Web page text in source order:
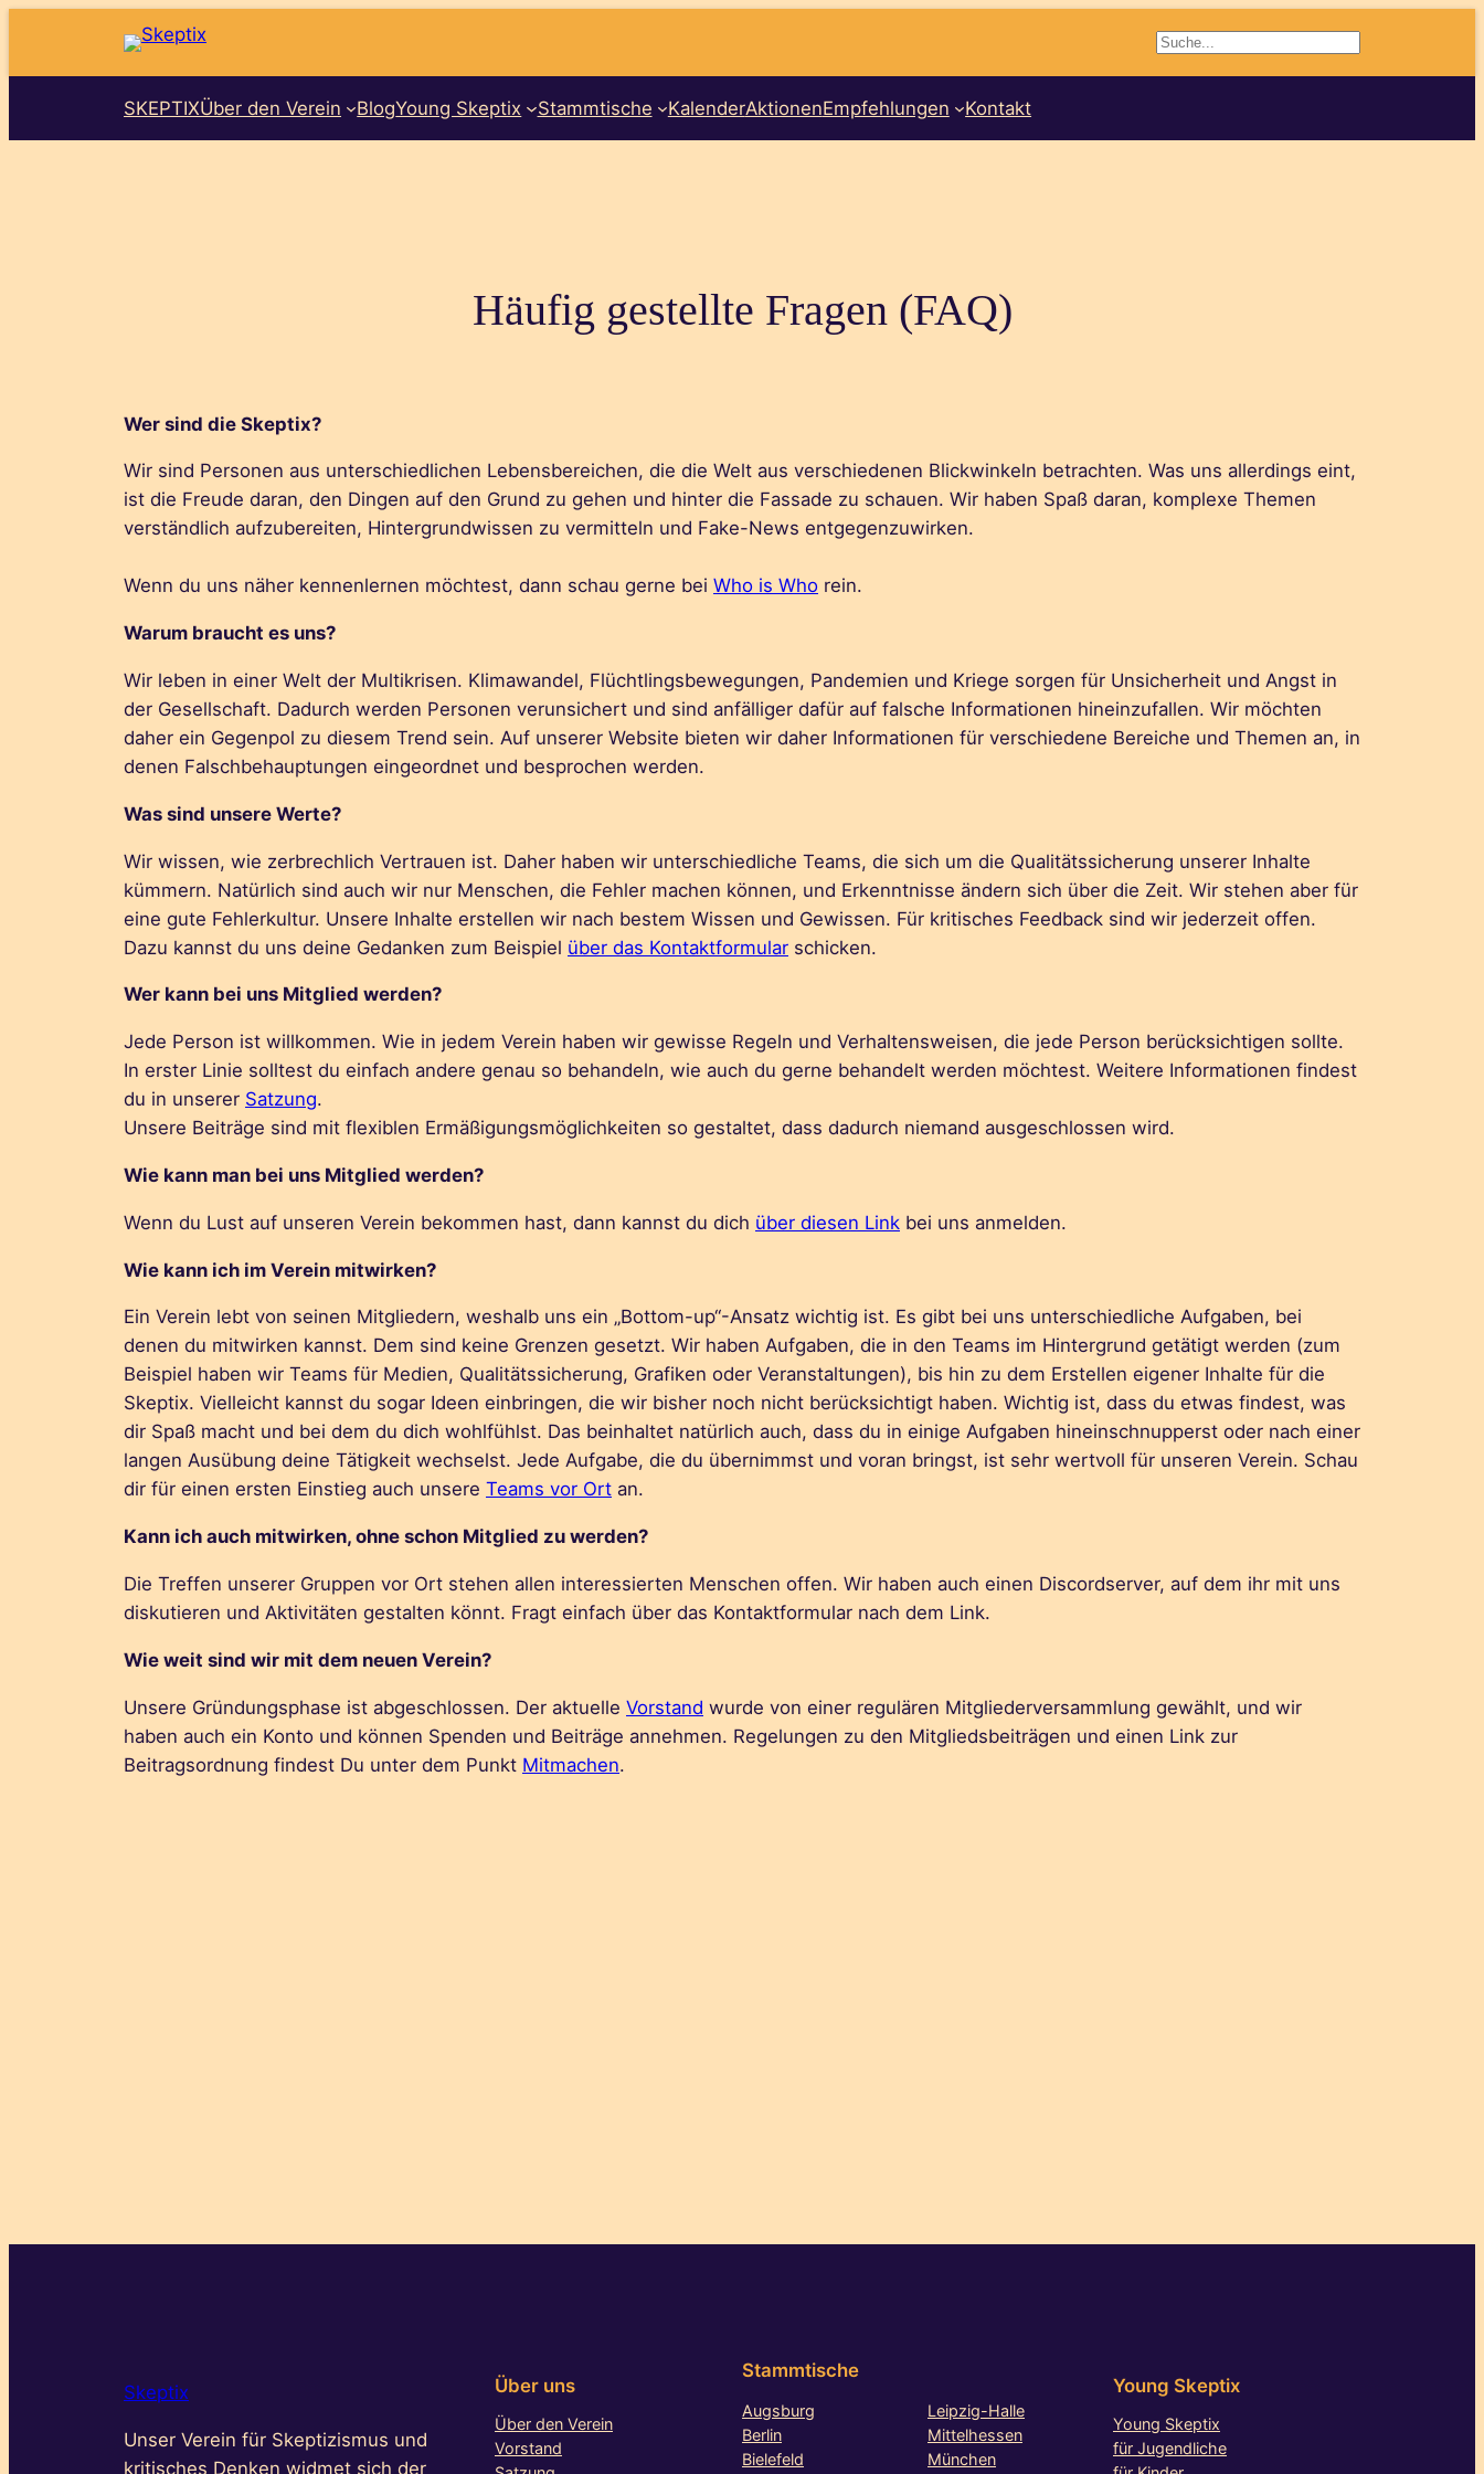
springen
Suchen
SKEPTIXÜber den Verein BlogYoung Skeptix Stammtische KalenderAktionenEmpfehlungen Kontakt
Häufig gestellte Fragen (FAQ)
Wer sind die Skeptix?
Wir sind Personen aus unterschiedlichen Lebensbereichen, die die Welt aus verschiedenen Blickwinkeln betrachten. Was uns allerdings eint,
ist die Freude daran, den Dingen auf den Grund zu gehen und hinter die Fassade zu schauen. Wir haben Spaß daran, komplexe Themen
verständlich aufzubereiten, Hintergrundwissen zu vermitteln und Fake-News entgegenzuwirken.
Wenn du uns näher kennenlernen möchtest, dann schau gerne bei Who is Who rein.
Warum braucht es uns?
Wir leben in einer Welt der Multikrisen. Klimawandel, Flüchtlingsbewegungen, Pandemien und Kriege sorgen für Unsicherheit und Angst in
der Gesellschaft. Dadurch werden Personen verunsichert und sind anfälliger dafür auf falsche Informationen hineinzufallen. Wir möchten
daher ein Gegenpol zu diesem Trend sein. Auf unserer Website bieten wir daher Informationen für verschiedene Bereiche und Themen an, in
denen Falschbehauptungen eingeordnet und besprochen werden.
Was sind unsere Werte?
Wir wissen, wie zerbrechlich Vertrauen ist. Daher haben wir unterschiedliche Teams, die sich um die Qualitätssicherung unserer Inhalte
kümmern. Natürlich sind auch wir nur Menschen, die Fehler machen können, und Erkenntnisse ändern sich über die Zeit. Wir stehen aber für
eine gute Fehlerkultur. Unsere Inhalte erstellen wir nach bestem Wissen und Gewissen. Für kritisches Feedback sind wir jederzeit offen.
Dazu kannst du uns deine Gedanken zum Beispiel über das Kontaktformular schicken.
Wer kann bei uns Mitglied werden?
Jede Person ist willkommen. Wie in jedem Verein haben wir gewisse Regeln und Verhaltensweisen, die jede Person berücksichtigen sollte.
In erster Linie solltest du einfach andere genau so behandeln, wie auch du gerne behandelt werden möchtest. Weitere Informationen findest
du in unserer Satzung.
Unsere Beiträge sind mit flexiblen Ermäßigungsmöglichkeiten so gestaltet, dass dadurch niemand ausgeschlossen wird.
Wie kann man bei uns Mitglied werden?
Wenn du Lust auf unseren Verein bekommen hast, dann kannst du dich über diesen Link bei uns anmelden.
Wie kann ich im Verein mitwirken?
Ein Verein lebt von seinen Mitgliedern, weshalb uns ein „Bottom-up“-Ansatz wichtig ist. Es gibt bei uns unterschiedliche Aufgaben, bei
denen du mitwirken kannst. Dem sind keine Grenzen gesetzt. Wir haben Aufgaben, die in den Teams im Hintergrund getätigt werden (zum
Beispiel haben wir Teams für Medien, Qualitätssicherung, Grafiken oder Veranstaltungen), bis hin zu dem Erstellen eigener Inhalte für die
Skeptix. Vielleicht kannst du sogar Ideen einbringen, die wir bisher noch nicht berücksichtigt haben. Wichtig ist, dass du etwas findest, was
dir Spaß macht und bei dem du dich wohlfühlst. Das beinhaltet natürlich auch, dass du in einige Aufgaben hineinschnupperst oder nach einer
langen Ausübung deine Tätigkeit wechselst. Jede Aufgabe, die du übernimmst und voran bringst, ist sehr wertvoll für unseren Verein. Schau
dir für einen ersten Einstieg auch unsere Teams vor Ort an.
Kann ich auch mitwirken, ohne schon Mitglied zu werden?
Die Treffen unserer Gruppen vor Ort stehen allen interessierten Menschen offen. Wir haben auch einen Discordserver, auf dem ihr mit uns
diskutieren und Aktivitäten gestalten könnt. Fragt einfach über das Kontaktformular nach dem Link.
Wie weit sind wir mit dem neuen Verein?
Unsere Gründungsphase ist abgeschlossen. Der aktuelle Vorstand wurde von einer regulären Mitgliederversammlung gewählt, und wir
haben auch ein Konto und können Spenden und Beiträge annehmen. Regelungen zu den Mitgliedsbeiträgen und einen Link zur
Beitragsordnung findest Du unter dem Punkt Mitmachen.
Skeptix
Unser Verein für Skeptizismus und
kritisches Denken widmet sich der
Über uns
Über den Verein
Vorstand
Stammtische
Augsburg
Berlin
Bielefeld
Leipzig-Halle
Mittelhessen
München
Young Skeptix
Young Skeptix
für Jugendliche